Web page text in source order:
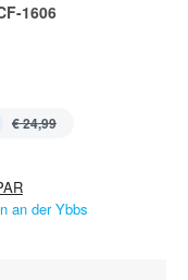
1606
€ 24,99
an der Ybbs